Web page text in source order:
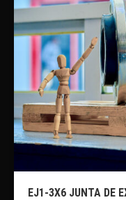
EJ1-3X6 JUNTA DE